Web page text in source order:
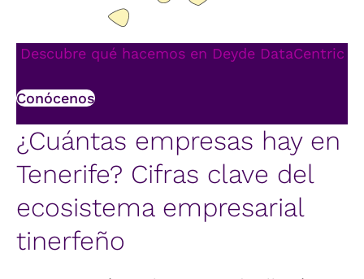
Descubre qué hacemos en Deyde DataCentric
Conócenos
¿Cuántas empresas hay en
Tenerife? Cifras clave del
ecosistema empresarial
tinerfeño